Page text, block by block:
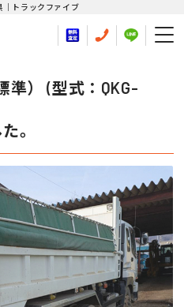
｜トラックファイブ
準） (型式：QKG-
。